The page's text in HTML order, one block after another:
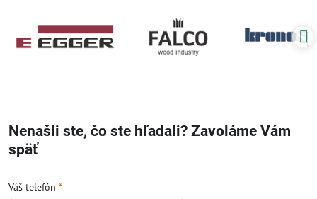
Nenašli ste, čo ste hľadali? Zavoláme Vám
späť
Váš telefón *